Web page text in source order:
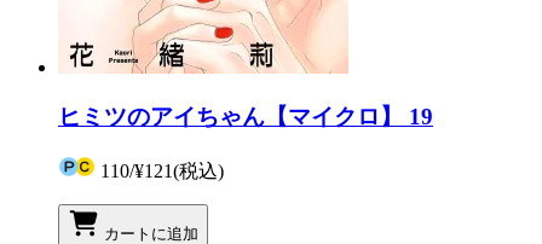
ヒミツのアイちゃん【マイクロ】 19
110/¥121(税込)
カートに追加